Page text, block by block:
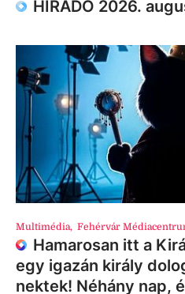
HÍRADÓ 2026.
Multimédia, Fehérvár
Hamarosan itt a
egy igazán király
nektek! Néhány nap,